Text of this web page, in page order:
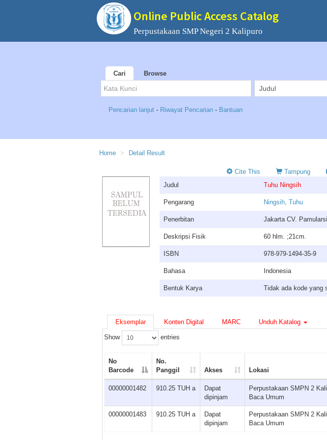
Online Public Access Catalog
Perpustakaan SMP Negeri 2 Kalipuro
Cari Browse
Pencarian lanjut - Riwayat Pencarian - Bantuan
Home Detail Result
Cite This Tampung
Judul
Tuhu Ningsih
Pengarang Ningsih, Tuhu
Penerbitan Jakarta CV.
Deskripsi Fisik 60 hlm. ;21cm.
ISBN 978-979-1494-35-9
Bahasa Indonesia
Bentuk Karya Tidak ada kode yang
Eksemplar Konten Digital MARC Unduh Katalog
Show entries
No
Barcode
No.
Panggil
Akses Lokasi
00000001482 910.25 TUH a
Dapat
dipinjam
Perpustakaan SMPN 2
Baca Umum
00000001483 910.25 TUH a
Dapat
dipinjam
Perpustakaan SMPN 2
Baca Umum